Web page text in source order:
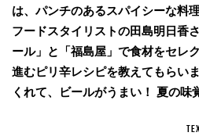
は、パンチのあるスパイシーな料
フードスタイリストの田島明日香
ール」と「福島屋」で食材をセレ
進むピリ辛レシピを教えてもらい
くれて、ビールがうまい！ 夏の味